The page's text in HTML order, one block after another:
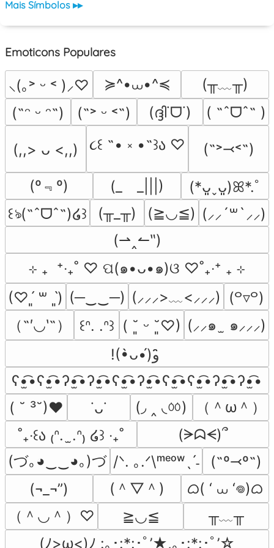
Mais Símbolos ▸▸
Emoticons Populares
⸜(｡˃ ᵕ ˂ )⸝♡ ≽^•⩊•^≼
(╥﹏╥)
(˶ᵔ ᵕ ᵔ˶)
(˶˃ ᵕ ˂˶) (ദ്ദി˙ᗜ˙) ( ˶ˆᗜˆ˵ )
(,,> ᴗ <,,) ૮꒰ ˶• ༝ •˶꒱ა ♡ (˶˃⤙˂˶)
(º﹃º) (_　_|||)
(*ᴗ͈ˬᴗ͈)ꕤ*.ﾟ
꒰ঌ(˶ˆᗜˆ˵)໒꒱
(╥_╥) (≧◡≦) (⸝⸝´꒳`⸝⸝)
(⇀‸↼‶)
⊹ ₊  ⁺‧₊˚ ♡ ପ(๑•ᴗ•๑)ଓ ♡˚₊‧⁺ ₊ ⊹
(♡ˊ͈ ꒳ ˋ͈) (─‿‿─) (⸝⸝⸝>﹏<⸝⸝⸝) (꒪▿꒪)
（˶′◡‵˶）
꒰ᐢ. .ᐢ꒱ ( ˘͈ ᵕ ˘͈♡) (⸝⸝๑  ̫ ๑⸝⸝⸝)
ʕ•̫͡•ʕ•̫͡•ʔ•̫͡•ʔ•̫͡•ʕ•̫͡•ʔ•̫͡•ʕ•̫͡•ʕ•̫͡•ʔ•̫͡•ʔ•̫͡•
( ˘ ³˘)♥
˙ᴗ˙ (◞ ‸ ◟ㆀ)
（＾ω＾）
˚₊‧꒰ა ₍ᐢ.  ̫.ᐢ₎ ໒꒱ ‧₊˚
(ᗒᗣᗕ)՞
(づ｡◕‿‿◕｡)づ /ᐠ. ｡.ᐟ\ᵐᵉᵒʷˎˊ˗
(˶º⤙º˶)
(¬_¬”)
(＾▽＾)
ᜊ( ‘ ⩊ ‘𖦹)ᜊ
（＾◡＾）♡
≧◡≦
╥﹏╥
(ﾉ>ω<)ﾉ :｡･:*:･ﾟ’★,｡･:*:･ﾟ’☆